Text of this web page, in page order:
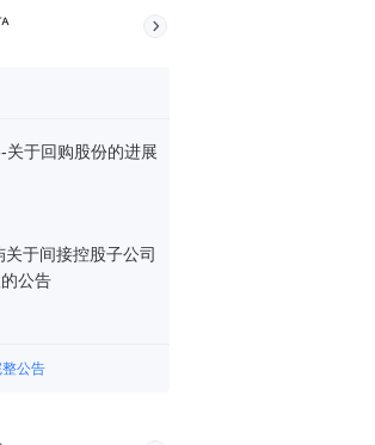
于回购股份的进展
于间接控股子公司
公告
公告